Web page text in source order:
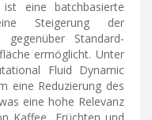
eine batchbasierte
Steigerung der
Standard-
ermöglicht. Unter
Fluid Dynamic
eine Reduzierung des
eine hohe Relevanz
Kaffee, Früchten und